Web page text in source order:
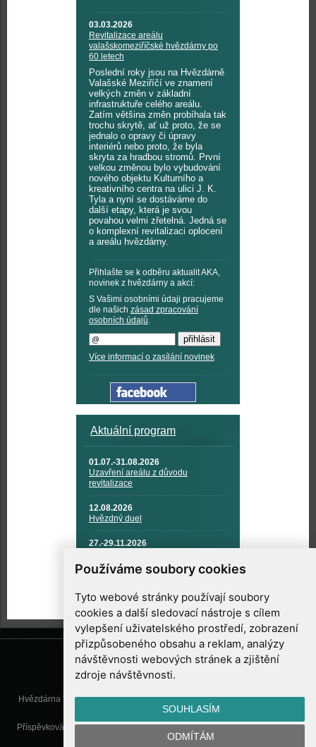
Používáme soubory cookies
Tyto webové stránky používají soubory
cookies a další sledovací nástroje s cílem
vylepšení uživatelského prostředí, zobrazení
přizpůsobeného obsahu a reklam, analýzy
návštěvnosti webových stránek a zjištění
zdroje návštěvnosti.
SOUHLASÍM
ODMÍTÁM
03.03.2026
Revitalizace areálu
valašskomeziříčské hvězdárny po
60 letech
Poslední roky jsou na Hvězdárně
Valašské Meziříčí ve znamení
velkých změn v základní
infrastruktuře celého areálu.
Zatím většina změn probíhala tak
trochu skrytě, ať už proto, že se
jednalo o opravy či úpravy
interiérů nebo proto, že byla
skryta za hradbou stromů. První
velkou změnou bylo vybudování
nového objektu Kulturního a
kreativního centra na ulici J. K.
Tyla a nyní se dostáváme do
další etapy, která je svou
povahou velmi zřetelná. Jedná se
o komplexní revitalizaci oplocení
a areálu hvězdárny.
Přihlašte se k odběru aktualit AKA,
novinek z hvězdárny a akcí:
S Vašimi osobními údaji pracujeme
dle našich zásad zpracování
osobních údajů.
Více informací o zasílání novinek
Aktuální program
01.07.-31.08.2026
Uzavření areálu z důvodu
revitalizace
12.08.2026
Hvězdný duel
27.-29.11.2026
TECHNIKA A KOSMICKÉ
TECHNOLOGIE
Hvězdárna Valašské Meziříčí, příspěvková organizace, Vsetínská 78, 757
01 Valašské Meziříčí
Příspěvková organizace Zlínského kraje. Telefon:571 611 928, Mobil:777
info@astrovm.cz